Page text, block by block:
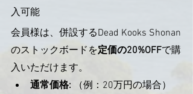
入可能
会員様は、併設するDead Kooks Shonan
のストックボードを定価の20%OFFで購
入いただけます。
通常価格: （例：20万円の場合）